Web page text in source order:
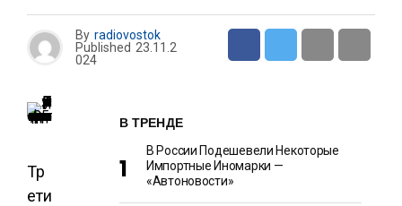
By radiovostok
Published 23.11.2
024
Тр
ети
В ТРЕНДЕ
В России Подешевели Некоторые
Импортные Иномарки —
«Автоновости»